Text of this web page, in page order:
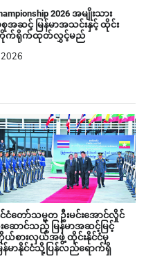
2026 အမျိုးသား
အဆင့် မြန်မာအသင်းနှင့် ထိုင်း
တိုက်ရိုက်ထုတ်လွှင့်မည်
ငံတော်သမ္မတ ဦးမင်းအောင်လှိုင်
ဆောင်သည့် မြန်မာအဆင့်မြင့်
စားလှယ်အဖွဲ့ ထိုင်းနိုင်ငံမှ
ြန်မာနိုင်ငံသို့ပြန်လည်ရောက်ရှိ